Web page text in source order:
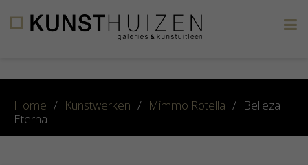
Home / Kunstwerken / Mimmo Rotella / Belleza
Eterna